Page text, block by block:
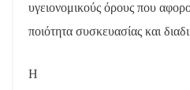
υγειονομικούς όρους που
ποιότητα συσκευασίας και
Η